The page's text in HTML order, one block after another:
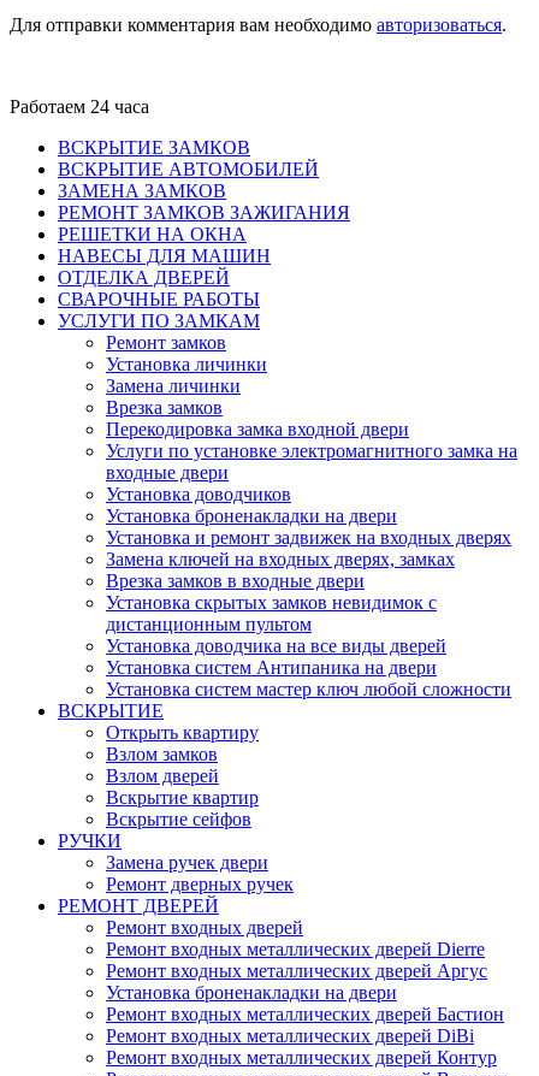
Для отправки комментария вам необходимо авторизоваться.
Работаем 24 часа
ВСКРЫТИЕ ЗАМКОВ
ВСКРЫТИЕ АВТОМОБИЛЕЙ
ЗАМЕНА ЗАМКОВ
РЕМОНТ ЗАМКОВ ЗАЖИГАНИЯ
РЕШЕТКИ НА ОКНА
НАВЕСЫ ДЛЯ МАШИН
ОТДЕЛКА ДВЕРЕЙ
СВАРОЧНЫЕ РАБОТЫ
УСЛУГИ ПО ЗАМКАМ
Ремонт замков
Установка личинки
Замена личинки
Врезка замков
Перекодировка замка входной двери
Услуги по установке электромагнитного замка на
входные двери
Установка доводчиков
Установка броненакладки на двери
Установка и ремонт задвижек на входных дверях
Замена ключей на входных дверях, замках
Врезка замков в входные двери
Установка скрытых замков невидимок с
дистанционным пультом
Установка доводчика на все виды дверей
Установка систем Антипаника на двери
Установка систем мастер ключ любой сложности
ВСКРЫТИЕ
Открыть квартиру
Взлом замков
Взлом дверей
Вскрытие квартир
Вскрытие сейфов
РУЧКИ
Замена ручек двери
Ремонт дверных ручек
РЕМОНТ ДВЕРЕЙ
Ремонт входных дверей
Ремонт входных металлических дверей Dierre
Ремонт входных металлических дверей Аргус
Установка броненакладки на двери
Ремонт входных металлических дверей Бастион
Ремонт входных металлических дверей DiBi
Ремонт входных металлических дверей Контур